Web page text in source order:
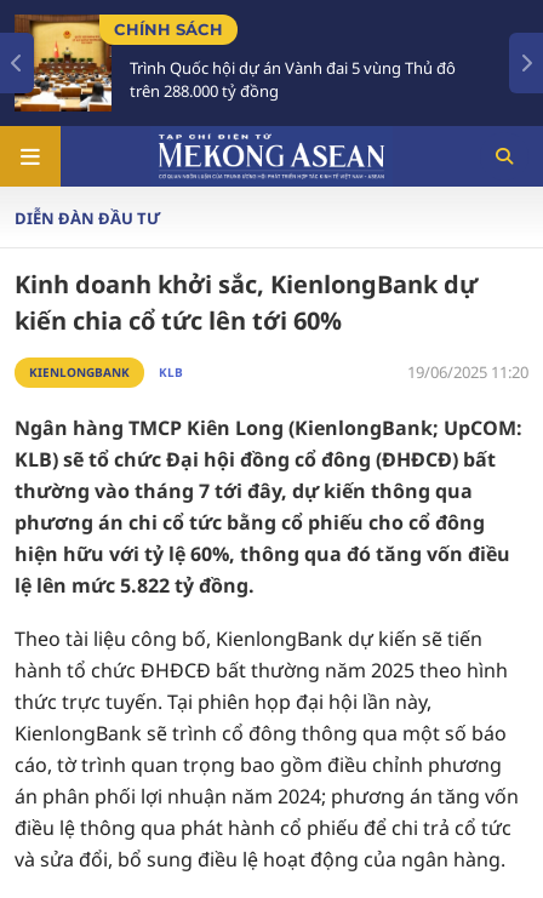
đai 5 vùng Thủ đô
Tổng Bí thư, Chủ tịch
Australia và New Zealand
DIỄN ĐÀN ĐẦU TƯ
Kinh doanh khởi sắc, KienlongBank dự
kiến chia cổ tức lên tới 60%
KIENLONGBANK KLB 19/06/2025 11:20
Ngân hàng TMCP Kiên Long (KienlongBank; UpCOM:
KLB) sẽ tổ chức Đại hội đồng cổ đông (ĐHĐCĐ) bất
thường vào tháng 7 tới đây, dự kiến thông qua
phương án chi cổ tức bằng cổ phiếu cho cổ đông
hiện hữu với tỷ lệ 60%, thông qua đó tăng vốn điều
lệ lên mức 5.822 tỷ đồng.
Theo tài liệu công bố, KienlongBank dự kiến sẽ tiến
hành tổ chức ĐHĐCĐ bất thường năm 2025 theo hình
thức trực tuyến. Tại phiên họp đại hội lần này,
KienlongBank sẽ trình cổ đông thông qua một số báo
cáo, tờ trình quan trọng bao gồm điều chỉnh phương
án phân phối lợi nhuận năm 2024; phương án tăng vốn
điều lệ thông qua phát hành cổ phiếu để chi trả cổ tức
và sửa đổi, bổ sung điều lệ hoạt động của ngân hàng.